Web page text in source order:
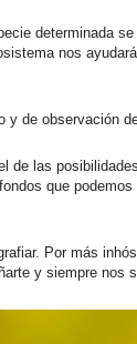
determinada
nos
y de observación
de las
que
Por más
y siempre nos